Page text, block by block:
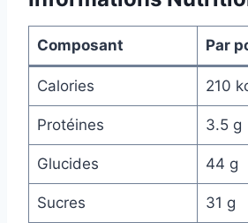
Composant Par
Calories 210
Protéines 3.5 g
Glucides 44 g
Sucres 31 g